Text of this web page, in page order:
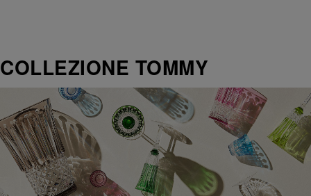
COLLEZIONE TOMMY